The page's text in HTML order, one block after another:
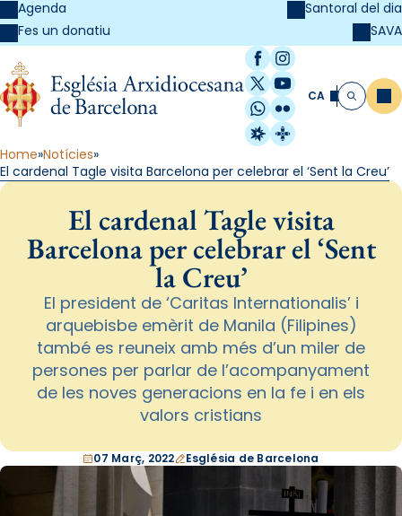
Agenda
Fes un donatiu
Santoral del dia
SAVA
Facebook
Instagram
X / Twitter
YouTube
WhatsApp
Flickr
Radio Estel
Catalunya
CA Cerca
Home Notícies
El cardenal Tagle visita Barcelona per celebrar el ‘Sent la Creu’
El cardenal Tagle visita
Barcelona per celebrar el ‘Sent
la Creu’
El president de ‘Caritas Internationalis’ i
arquebisbe emèrit de Manila (Filipines)
també es reuneix amb més d’un miler de
persones per parlar de l’acompanyament
de les noves generacions en la fe i en els
valors cristians
07 Març, 2022 Església de Barcelona